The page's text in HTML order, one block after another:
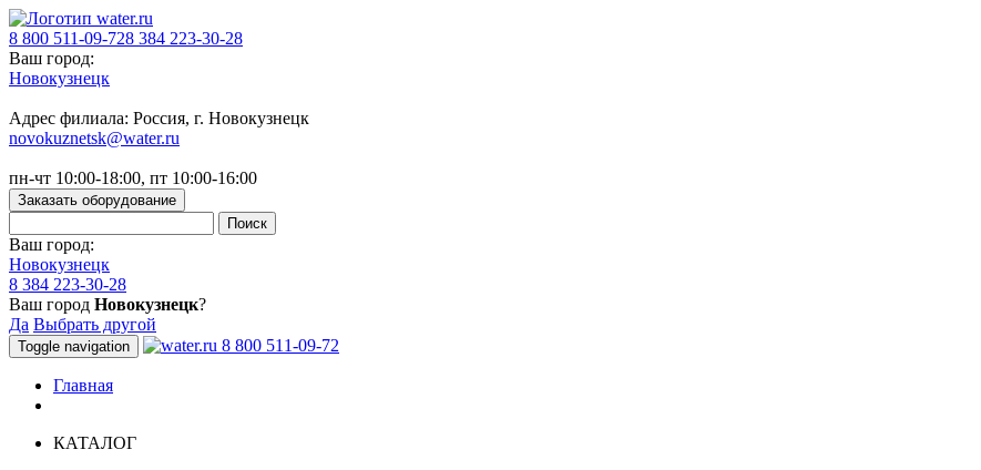
8 800 511-09-728 384 223-30-28
Ваш город:
Новокузнецк
Адрес филиала: Россия, г. Новокузнецк
novokuznetsk@water.ru
пн-чт 10:00-18:00, пт 10:00-16:00
Заказать оборудование
Ваш город:
Новокузнецк
8 384 223-30-28
Ваш город Новокузнецк?
Да Выбрать другой
Toggle navigation 8 800 511-09-72
Главная
КАТАЛОГ